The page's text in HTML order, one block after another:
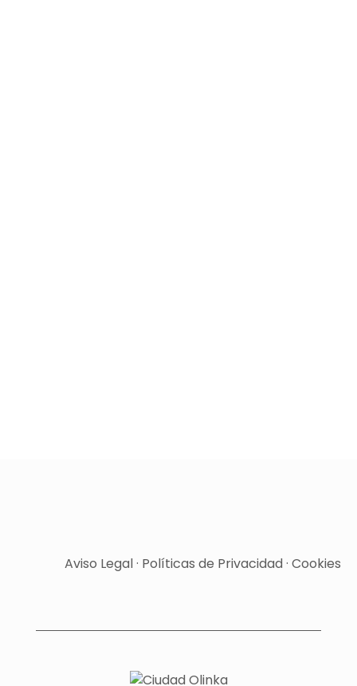
Aviso Legal· Políticas de Privacidad· Cookies